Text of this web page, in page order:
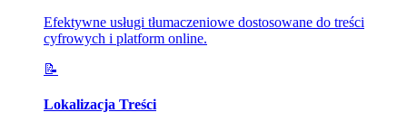
Efektywne usługi tłumaczeniowe dostosowane do treści
cyfrowych i platform online.
📝
Lokalizacja Treści